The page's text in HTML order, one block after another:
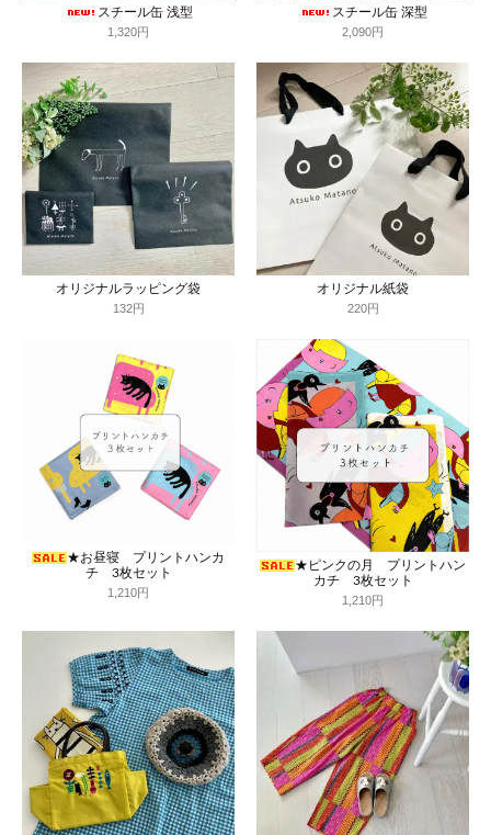
スチール缶 浅型
1,320円
スチール缶 深型
2,090円
オリジナルラッピング袋
132円
オリジナル紙袋
220円
★お昼寝 プリントハンカ
チ 3枚セット
1,210円
★ピンクの月 プリントハン
カチ 3枚セット
1,210円